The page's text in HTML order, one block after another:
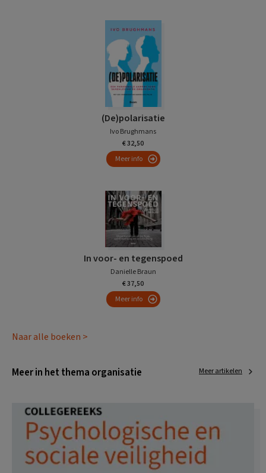
(De)polarisatie
Ivo Brughmans
€ 32,50
Meer info
In voor- en tegenspoed
Danielle Braun
€ 37,50
Meer info
Naar alle boeken >
Meer in het thema organisatie Meer artikelen